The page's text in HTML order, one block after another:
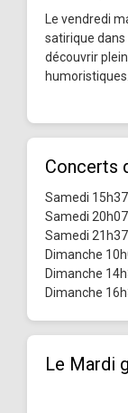
Le vendredi
satirique
découvrir
humoristiques.
Concerts
Samedi
Samedi
Samedi
Dimanche
Dimanche
Dimanche
Le Mardi